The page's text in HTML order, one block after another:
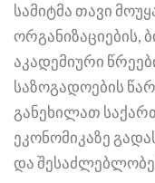
სამიტმა თავი
ორგანიზაციების,
აკადემიური
საზოგადოების
განეხილათ
ეკონომიკაზე
და